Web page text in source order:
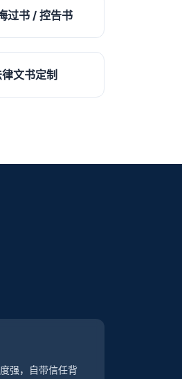
过书 / 控告书
文书定制
强，自带信任背